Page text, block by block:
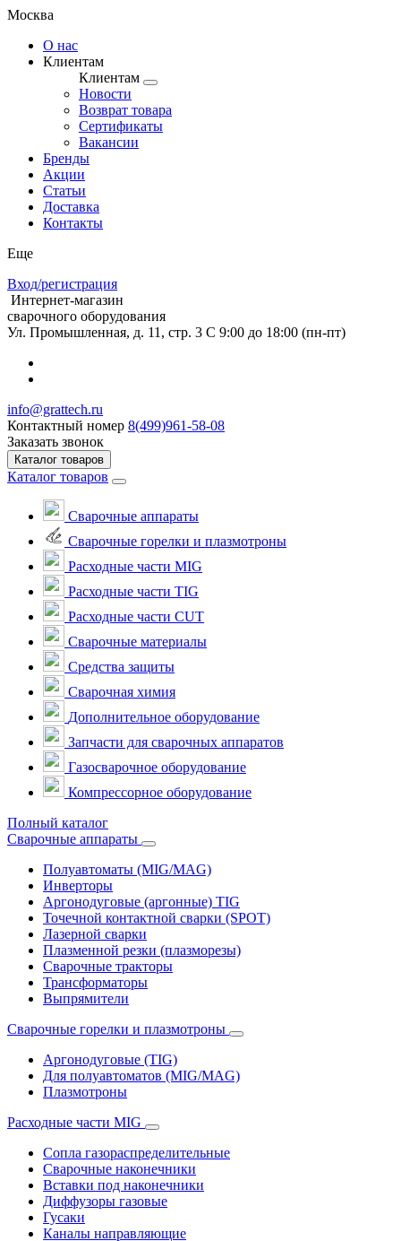
Москва
О нас
Клиентам
Клиентам
Новости
Возврат товара
Сертификаты
Вакансии
Бренды
Акции
Статьи
Доставка
Контакты
Еще
Вход/регистрация
Интернет-магазин
сварочного оборудования
Ул. Промышленная, д. 11, стр. 3 C 9:00 до 18:00 (пн-пт)
info@grattech.ru
Контактный номер 8(499)961-58-08
Заказать звонок
Каталог товаров
Каталог товаров
Сварочные аппараты
Cварочные горелки и плазмотроны
Расходные части MIG
Расходные части TIG
Расходные части CUT
Сварочные материалы
Средства защиты
Сварочная химия
Дополнительное оборудование
Запчасти для сварочных аппаратов
Газосварочное оборудование
Компрессорное оборудование
Полный каталог
Сварочные аппараты
Полуавтоматы (MIG/MAG)
Инверторы
Аргонодуговые (аргонные) TIG
Точечной контактной сварки (SPOT)
Лазерной сварки
Плазменной резки (плазморезы)
Сварочные тракторы
Трансформаторы
Выпрямители
Cварочные горелки и плазмотроны
Аргонодуговые (TIG)
Для полуавтоматов (MIG/MAG)
Плазмотроны
Расходные части MIG
Сопла газораспределительные
Сварочные наконечники
Вставки под наконечники
Диффузоры газовые
Гусаки
Каналы направляющие